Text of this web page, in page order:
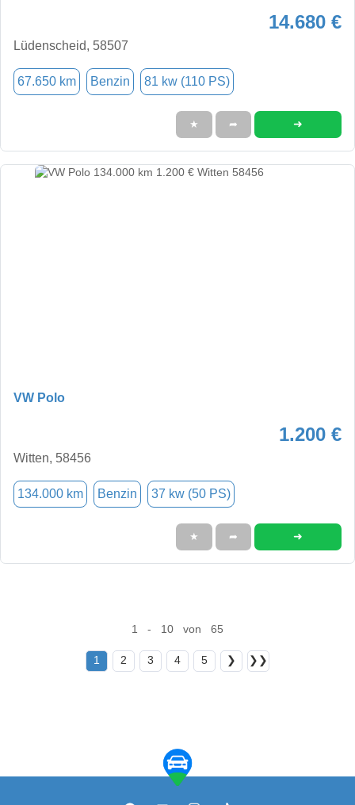
14.680 €
Lüdenscheid, 58507
67.650 km Benzin 81 kw (110 PS)
★ ➦ ➜
VW Polo
1.200 €
Witten, 58456
134.000 km Benzin 37 kw (50 PS)
★ ➦ ➜
1 - 10 von 65
1 2 3 4 5 ❯ ❯❯